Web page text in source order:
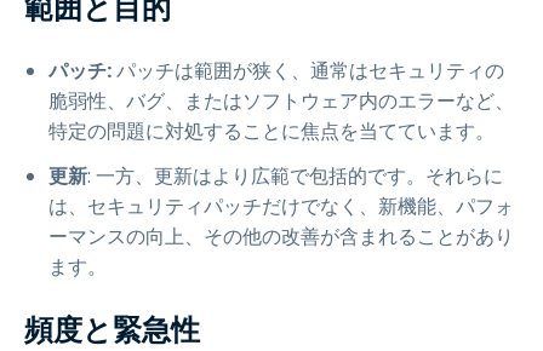
パッチ:パッチは範囲が狭く、通常はセキュリティの
脆弱性、バグ、またはソフトウェア内のエラーなど、
特定の問題に対処することに焦点を当てています。
更新: 一方、更新はより広範で包括的です。それらに
は、セキュリティパッチだけでなく、新機能、パフォ
ーマンスの向上、その他の改善が含まれることがあり
ます。
頻度と緊急性